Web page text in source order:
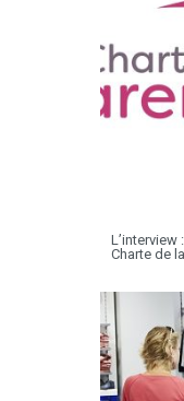
L’interview
Charte de